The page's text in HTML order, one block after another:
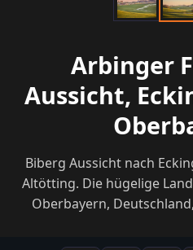
Arbinger
Aussicht,
Biberg Aussicht nach
Altötting. Die hügelige
Oberbayern,